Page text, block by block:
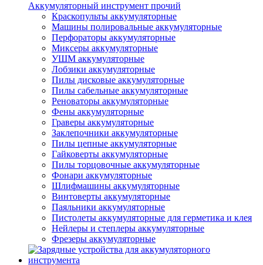
Аккумуляторный инструмент прочий
Краскопульты аккумуляторные
Машины полировальные аккумуляторные
Перфораторы аккумуляторные
Миксеры аккумуляторные
УШМ аккумуляторные
Лобзики аккумуляторные
Пилы дисковые аккумуляторные
Пилы сабельные аккумуляторные
Реноваторы аккумуляторные
Фены аккумуляторные
Граверы аккумуляторные
Заклепочники аккумуляторные
Пилы цепные аккумуляторные
Гайковерты аккумуляторные
Пилы торцовочные аккумуляторные
Фонари аккумуляторные
Шлифмашины аккумуляторные
Винтоверты аккумуляторные
Паяльники аккумуляторные
Пистолеты аккумуляторные для герметика и клея
Нейлеры и степлеры аккумуляторные
Фрезеры аккумуляторные